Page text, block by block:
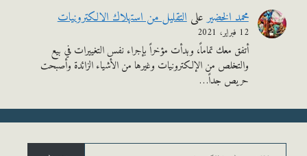
محمد الخضيرعلىالتقليل من استهلاك الالكترونيات
12 فبراير، 2021
أتفق معك تماماً، وبدأت مؤخراً بإجراء نفس التغييرات في بيع
والتخلص من الإلكترونيات وغيرها من الأشياء الزائدة وأصبحت
حريص جداً…
الإلكتروني...